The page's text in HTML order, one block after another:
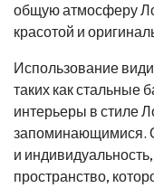
общую атмосферу
красотой и
Использование
таких как стальные
интерьеры в стиле
запоминающимися.
и
пространство,